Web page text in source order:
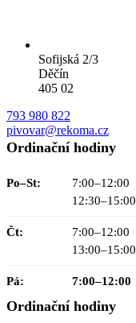
Sofijská 2/3
Děčín
405 02
793 980 822
pivovar@rekoma.cz
Ordinační hodiny
Po–St:
7:00–12:00
12:30–15:00
Čt:
7:00–12:00
13:00–15:00
Pá: 7:00–12:00
Ordinační hodiny